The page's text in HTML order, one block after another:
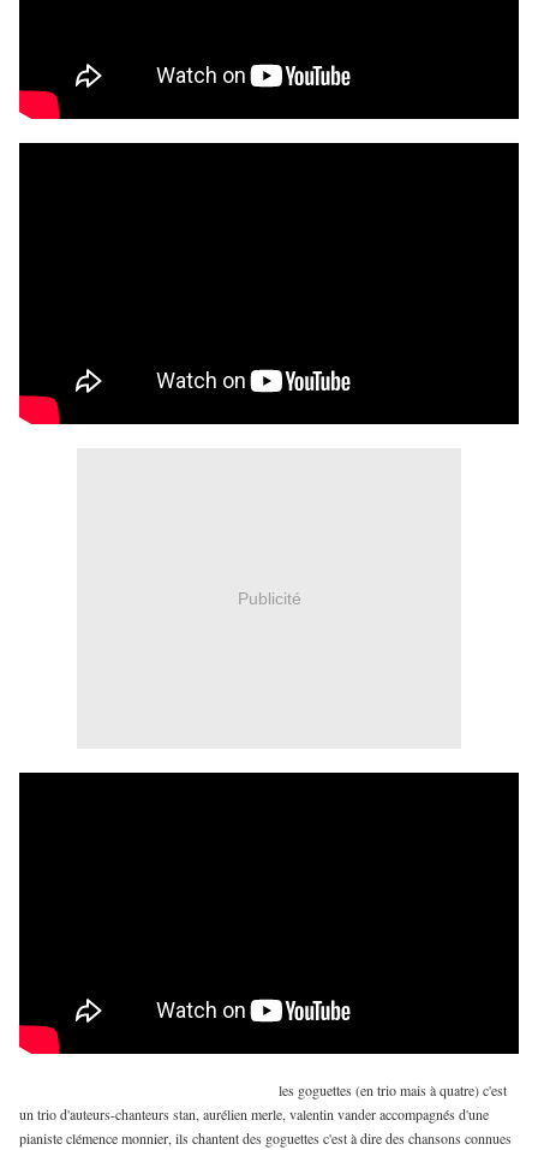
Publicité
les goguettes (en trio mais à quatre) c'est
un trio d'auteurs-chanteurs stan, aurélien merle, valentin vander accompagnés d'une
pianiste clémence monnier, ils chantent des goguettes c'est à dire des chansons connues